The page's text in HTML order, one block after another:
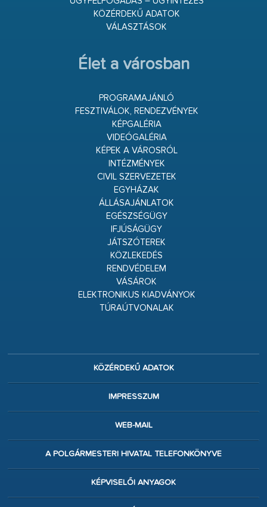
KÖZÉRDEKŰ ADATOK
VÁLASZTÁSOK
Élet a városban
PROGRAMAJÁNLÓ
FESZTIVÁLOK, RENDEZVÉNYEK
KÉPGALÉRIA
VIDEÓGALÉRIA
KÉPEK A VÁROSRÓL
INTÉZMÉNYEK
CIVIL SZERVEZETEK
EGYHÁZAK
ÁLLÁSAJÁNLATOK
EGÉSZSÉGÜGY
IFJÚSÁGÜGY
JÁTSZÓTEREK
KÖZLEKEDÉS
RENDVÉDELEM
VÁSÁROK
ELEKTRONIKUS KIADVÁNYOK
TÚRAÚTVONALAK
KÖZÉRDEKŰ ADATOK
IMPRESSZUM
WEB-MAIL
A POLGÁRMESTERI HIVATAL TELEFONKÖNYVE
KÉPVISELŐI ANYAGOK